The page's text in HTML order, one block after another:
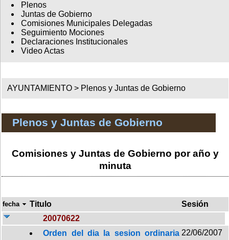
Plenos
Juntas de Gobierno
Comisiones Municipales Delegadas
Seguimiento Mociones
Declaraciones Institucionales
Video Actas
AYUNTAMIENTO > Plenos y Juntas de Gobierno
Plenos y Juntas de Gobierno
Comisiones y Juntas de Gobierno por año y
minuta
fecha Titulo
Sesión
20070622
Orden del dia la sesion ordinaria 22/06/2007